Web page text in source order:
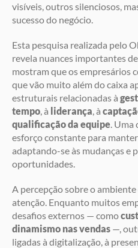
visíveis, outros silenciosos,
sucesso do negócio.
Esta pesquisa realizada pelo
revela nuances importantes
mostram que os empresários
que vão muito além do caixa
estruturais relacionadas à
tempo, à liderança, à
qualificação da equipe. Uma
esforço constante para
adaptando-se às mudanças e
oportunidades.
A percepção sobre o
atenção. Enquanto muitos
desafios externos — como
dinamismo nas vendas —,
ligadas à digitalização, à